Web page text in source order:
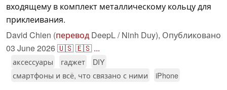
входящему в комплект металлическому кольцу для
приклеивания.
David Chien (перевод DeepL / Ninh Duy), Опубликовано
03 June 2026🇺🇸🇪🇸 ...
аксессуары гаджет
DIY
смартфоны и всё, что связано с ними
iPhone